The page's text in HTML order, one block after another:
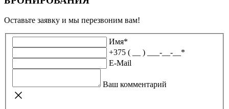
Оставьте заявку и мы перезвоним вам!
Имя*
+375 ( __ ) ___-__-__ *
E-Mail
Ваш комментарий